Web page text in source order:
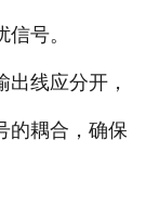
号。
线应分开，
的耦合，确保